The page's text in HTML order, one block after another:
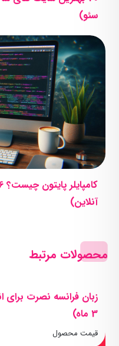
سئو)
آنلاین)
محصولات مرتبط
زبان فرانسه نصرت برای
3 ماه)
قیمت محصول